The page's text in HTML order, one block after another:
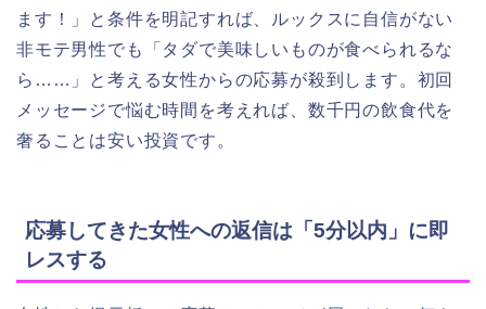
ます！」と条件を明記すれば、ルックスに自信がない
非モテ男性でも「タダで美味しいものが食べられるな
ら……」と考える女性からの応募が殺到します。初回
メッセージで悩む時間を考えれば、数千円の飲食代を
奢ることは安い投資です。
応募してきた女性への返信は「5分以内」に即
レスする